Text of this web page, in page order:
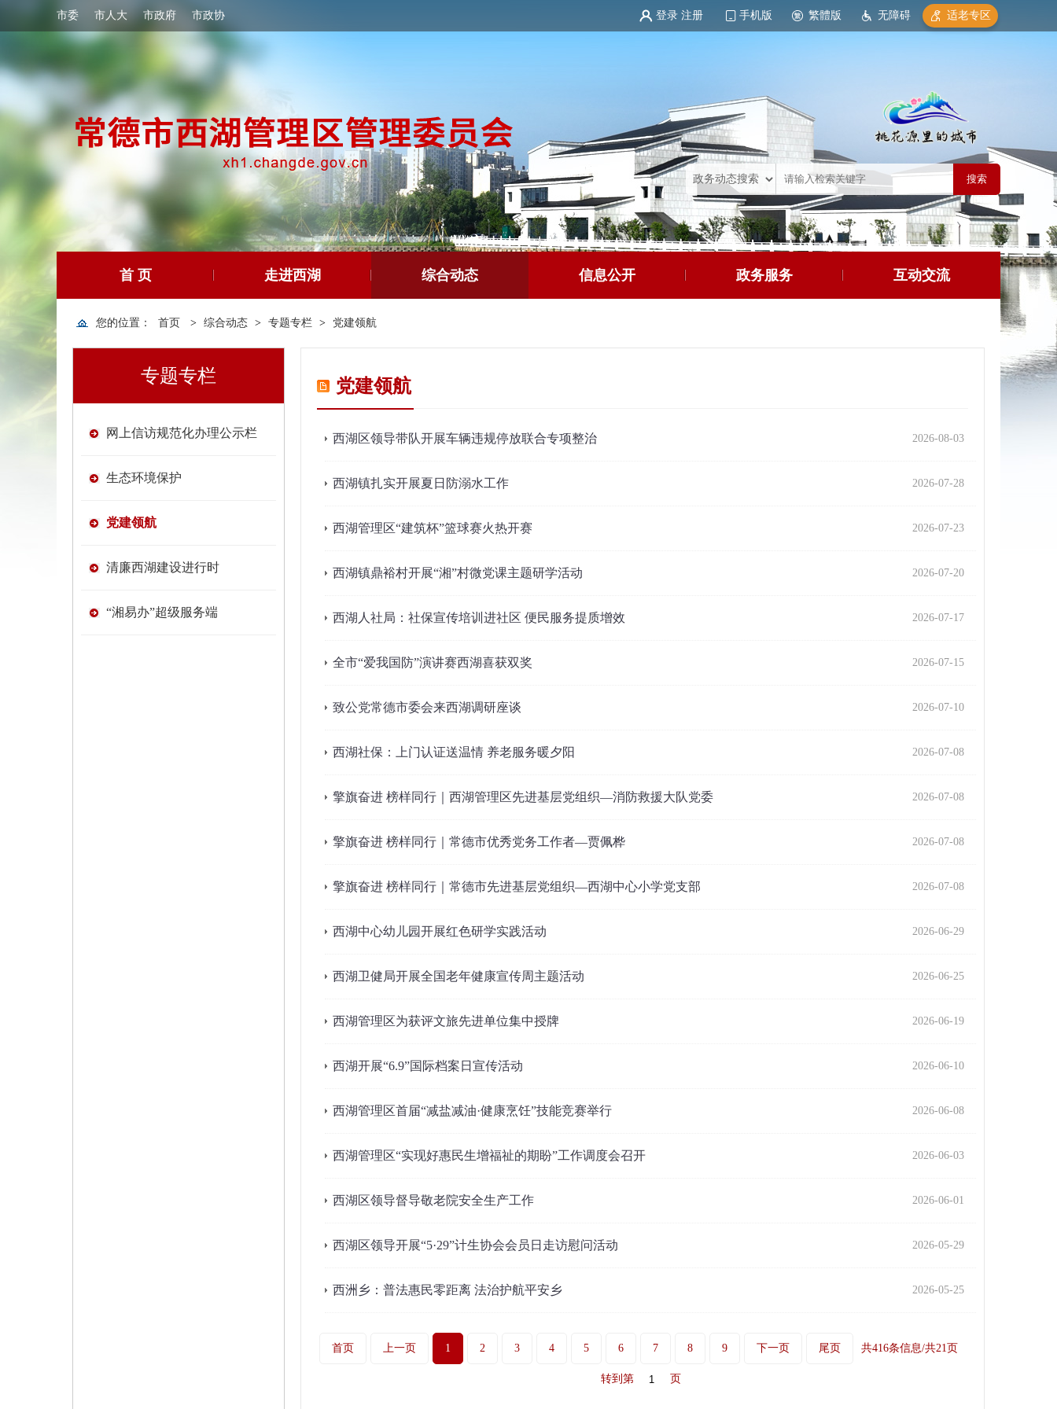
市委 市人大 市政府 市政协 登录 注册 手机版 繁體版 无障碍 适老专区
首 页 走进西湖 综合动态 信息公开 政务服务 互动交流
您的位置： 首页 > 综合动态 > 专题专栏 > 党建领航
专题专栏
网上信访规范化办理公示栏
生态环境保护
党建领航
清廉西湖建设进行时
“湘易办”超级服务端
党建领航
2026-08-03
西湖区领导带队开展车辆违规停放联合专项整治
2026-07-28
西湖镇扎实开展夏日防溺水工作
2026-07-23
西湖管理区“建筑杯”篮球赛火热开赛
2026-07-20
西湖镇鼎裕村开展“湘”村微党课主题研学活动
2026-07-17
西湖人社局：社保宣传培训进社区 便民服务提质增效
2026-07-15
全市“爱我国防”演讲赛西湖喜获双奖
2026-07-10
致公党常德市委会来西湖调研座谈
2026-07-08
西湖社保：上门认证送温情 养老服务暖夕阳
2026-07-08
擎旗奋进 榜样同行｜西湖管理区先进基层党组织—消防救援大队党委
2026-07-08
擎旗奋进 榜样同行｜常德市优秀党务工作者—贾佩桦
2026-07-08
擎旗奋进 榜样同行｜常德市先进基层党组织—西湖中心小学党支部
2026-06-29
西湖中心幼儿园开展红色研学实践活动
2026-06-25
西湖卫健局开展全国老年健康宣传周主题活动
2026-06-19
西湖管理区为获评文旅先进单位集中授牌
2026-06-10
西湖开展“6.9”国际档案日宣传活动
2026-06-08
西湖管理区首届“减盐减油·健康烹饪”技能竞赛举行
2026-06-03
西湖管理区“实现好惠民生增福祉的期盼”工作调度会召开
2026-06-01
西湖区领导督导敬老院安全生产工作
2026-05-29
西湖区领导开展“5·29”计生协会会员日走访慰问活动
2026-05-25
西洲乡：普法惠民零距离 法治护航平安乡
首页 上一页 1 2 3 4 5 6 7 8 9 下一页 尾页 共416条信息/共21页
转到第 页